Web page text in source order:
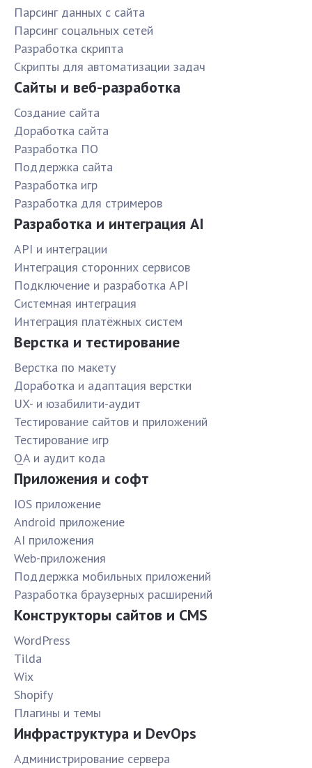
Парсинг данных с сайта
Парсинг соцальных сетей
Разработка скрипта
Скрипты для автоматизации задач
Сайты и веб-разработка
Создание сайта
Доработка сайта
Разработка ПО
Поддержка сайта
Разработка игр
Разработка для стримеров
Разработка и интеграция AI
API и интеграции
Интеграция сторонних сервисов
Подключение и разработка API
Системная интеграция
Интеграция платёжных систем
Верстка и тестирование
Верстка по макету
Доработка и адаптация верстки
UX- и юзабилити-аудит
Тестирование сайтов и приложений
Тестирование игр
QA и аудит кода
Приложения и софт
IOS приложение
Android приложение
AI приложения
Web-приложения
Поддержка мобильных приложений
Разработка браузерных расширений
Конструкторы сайтов и CMS
WordPress
Tilda
Wix
Shopify
Плагины и темы
Инфраструктура и DevOps
Администрирование сервера